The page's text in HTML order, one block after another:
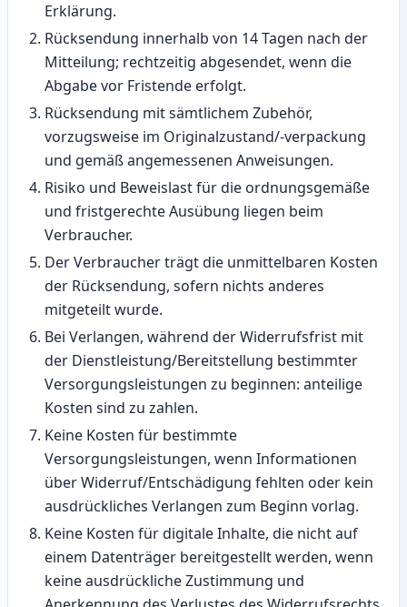
Erklärung.
Rücksendung innerhalb von 14 Tagen nach der
Mitteilung; rechtzeitig abgesendet, wenn die
Abgabe vor Fristende erfolgt.
Rücksendung mit sämtlichem Zubehör,
vorzugsweise im Originalzustand/-verpackung
und gemäß angemessenen Anweisungen.
Risiko und Beweislast für die ordnungsgemäße
und fristgerechte Ausübung liegen beim
Verbraucher.
Der Verbraucher trägt die unmittelbaren Kosten
der Rücksendung, sofern nichts anderes
mitgeteilt wurde.
Bei Verlangen, während der Widerrufsfrist mit
der Dienstleistung/Bereitstellung bestimmter
Versorgungsleistungen zu beginnen: anteilige
Kosten sind zu zahlen.
Keine Kosten für bestimmte
Versorgungsleistungen, wenn Informationen
über Widerruf/Entschädigung fehlten oder kein
ausdrückliches Verlangen zum Beginn vorlag.
Keine Kosten für digitale Inhalte, die nicht auf
einem Datenträger bereitgestellt werden, wenn
keine ausdrückliche Zustimmung und